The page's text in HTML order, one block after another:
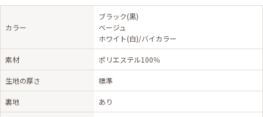
カラー
ブラック(黒)
ベージュ
ホワイト(白)/バイカラー
素材 ポリエステル100％
生地の厚さ 標準
裏地 あり